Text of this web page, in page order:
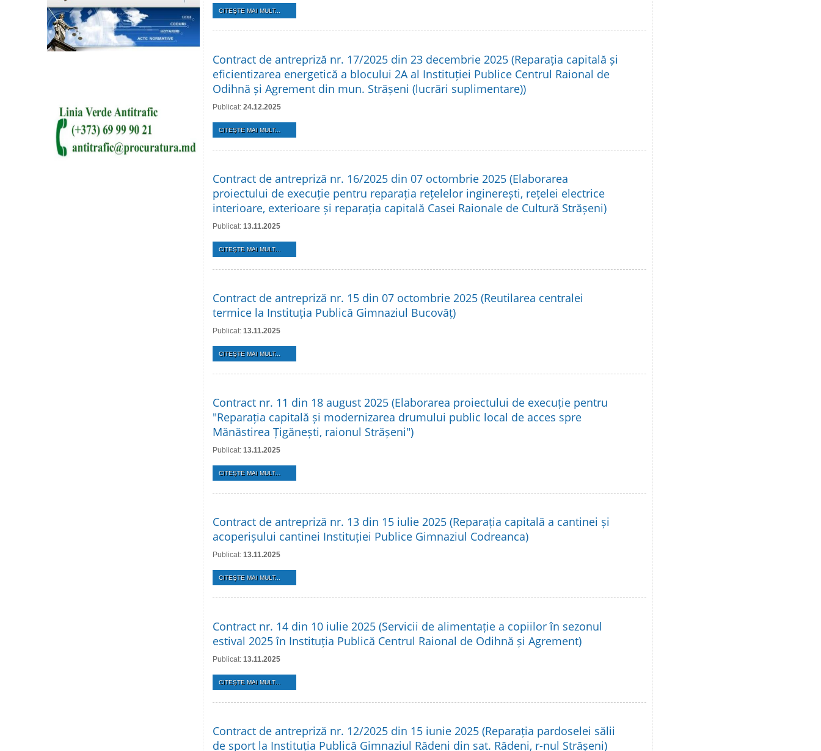
CITEŞTE MAI MULT...
Contract de antrepriză nr. 17/2025 din 23 decembrie 2025 (Reparația capitală și
eficientizarea energetică a blocului 2A al Instituției Publice Centrul Raional de
Odihnă și Agrement din mun. Strășeni (lucrări suplimentare))
Publicat: 24.12.2025
CITEŞTE MAI MULT...
Contract de antrepriză nr. 16/2025 din 07 octombrie 2025 (Elaborarea
proiectului de execuție pentru reparația rețelelor inginerești, rețelei electrice
interioare, exterioare și reparația capitală Casei Raionale de Cultură Strășeni)
Publicat: 13.11.2025
CITEŞTE MAI MULT...
Contract de antrepriză nr. 15 din 07 octombrie 2025 (Reutilarea centralei
termice la Instituția Publică Gimnaziul Bucovăț)
Publicat: 13.11.2025
CITEŞTE MAI MULT...
Contract nr. 11 din 18 august 2025 (Elaborarea proiectului de execuție pentru
"Reparația capitală și modernizarea drumului public local de acces spre
Mănăstirea Țigănești, raionul Strășeni")
Publicat: 13.11.2025
CITEŞTE MAI MULT...
Contract de antrepriză nr. 13 din 15 iulie 2025 (Reparația capitală a cantinei și
acoperișului cantinei Instituției Publice Gimnaziul Codreanca)
Publicat: 13.11.2025
CITEŞTE MAI MULT...
Contract nr. 14 din 10 iulie 2025 (Servicii de alimentație a copiilor în sezonul
estival 2025 în Instituția Publică Centrul Raional de Odihnă și Agrement)
Publicat: 13.11.2025
CITEŞTE MAI MULT...
Contract de antrepriză nr. 12/2025 din 15 iunie 2025 (Reparația pardoselei sălii
de sport la Instituția Publică Gimnaziul Rădeni din sat. Rădeni, r-nul Strășeni)